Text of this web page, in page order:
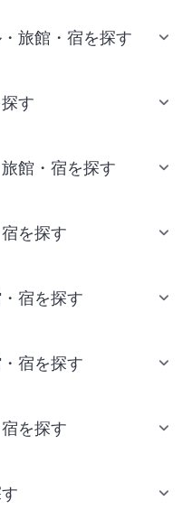
旅館・宿を探す
す
館・宿を探す
を探す
宿を探す
宿を探す
を探す